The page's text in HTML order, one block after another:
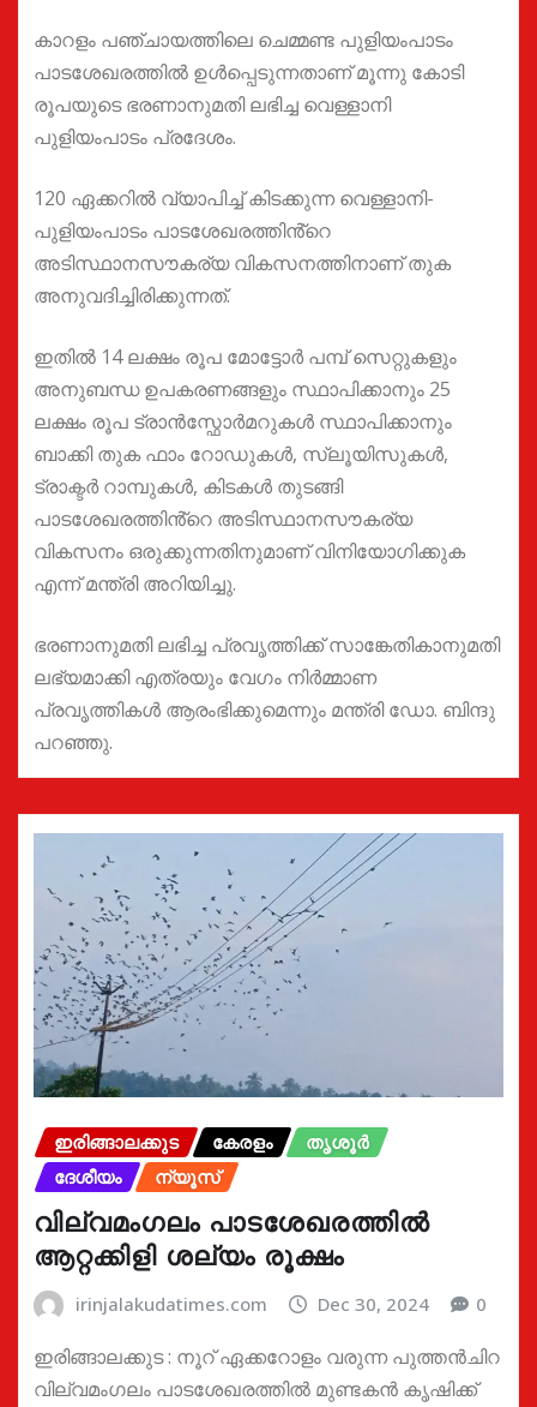
കാറളം പഞ്ചായത്തിലെ ചെമ്മണ്ട പുളിയംപാടം
പാടശേഖരത്തിൽ ഉൾപ്പെടുന്നതാണ് മൂന്നു കോടി
രൂപയുടെ ഭരണാനുമതി ലഭിച്ച വെള്ളാനി
പുളിയംപാടം പ്രദേശം.
120 ഏക്കറിൽ വ്യാപിച്ച് കിടക്കുന്ന വെള്ളാനി-
പുളിയംപാടം പാടശേഖരത്തിൻ്റെ
അടിസ്ഥാനസൗകര്യ വികസനത്തിനാണ് തുക
അനുവദിച്ചിരിക്കുന്നത്.
ഇതിൽ 14 ലക്ഷം രൂപ മോട്ടോർ പമ്പ് സെറ്റുകളും
അനുബന്ധ ഉപകരണങ്ങളും സ്ഥാപിക്കാനും 25
ലക്ഷം രൂപ ട്രാൻസ്ഫോർമറുകൾ സ്ഥാപിക്കാനും
ബാക്കി തുക ഫാം റോഡുകൾ, സ്ലൂയിസുകൾ,
ട്രാക്ടർ റാമ്പുകൾ, കിടകൾ തുടങ്ങി
പാടശേഖരത്തിൻ്റെ അടിസ്ഥാനസൗകര്യ
വികസനം ഒരുക്കുന്നതിനുമാണ് വിനിയോഗിക്കുക
എന്ന് മന്ത്രി അറിയിച്ചു.
ഭരണാനുമതി ലഭിച്ച പ്രവൃത്തിക്ക് സാങ്കേതികാനുമതി
ലഭ്യമാക്കി എത്രയും വേഗം നിർമ്മാണ
പ്രവൃത്തികൾ ആരംഭിക്കുമെന്നും മന്ത്രി ഡോ. ബിന്ദു
പറഞ്ഞു.
ഇരിങ്ങാലക്കുട കേരളം
തൃശൂർ
ദേശീയം
ന്യൂസ്
വില്വമംഗലം പാടശേഖരത്തിൽ
ആറ്റക്കിളി ശല്യം രൂക്ഷം
irinjalakudatimes.com Dec 30, 2024 0
ഇരിങ്ങാലക്കുട : നൂറ് ഏക്കറോളം വരുന്ന പുത്തൻചിറ
വില്വമംഗലം പാടശേഖരത്തിൽ മുണ്ടകൻ കൃഷിക്ക്